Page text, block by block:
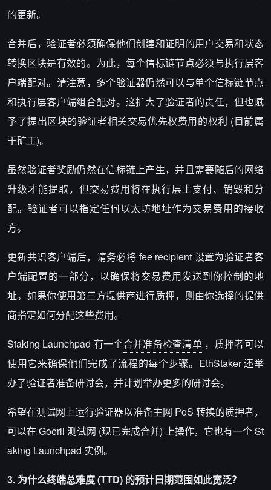
的更新。
合并后，验证者必须确保他们创建和证明的用户交易和状态
转换区块是有效的。为此，每个信标链节点必须与执行层客
户端配对。请注意，多个验证器仍然可以与单个信标链节点
和执行层客户端组合配对。这扩大了验证者的责任，但也赋
予了提出区块的验证者相关交易优先权费用的权利 (目前属
于矿工)。
虽然验证者奖励仍然在信标链上产生，并且需要随后的网络
升级才能提取，但交易费用将在执行层上支付、销毁和分
配。验证者可以指定任何以太坊地址作为交易费用的接收
方。
更新共识客户端后，请务必将 fee recipient 设置为验证者客
户端配置的一部分，以确保将交易费用发送到你控制的地
址。如果你使用第三方提供商进行质押，则由你选择的提供
商指定如何分配这些费用。
Staking Launchpad 有一个合并准备检查清单 ，质押者可以
使用它来确保他们完成了流程的每个步骤。EthStaker 还举
办了验证者准备研讨会，并计划举办更多的研讨会。
希望在测试网上运行验证器以准备主网 PoS 转换的质押者，
可以在 Goerli 测试网 (现已完成合并) 上操作，它也有一个 St
aking Launchpad 实例。
3. 为什么终端总难度 (TTD) 的预计日期范围如此宽泛？